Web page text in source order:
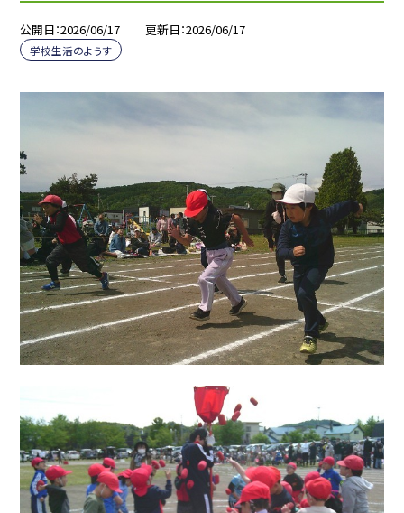
公開日 2026/06/17 更新日 2026/06/17
学校生活のようす